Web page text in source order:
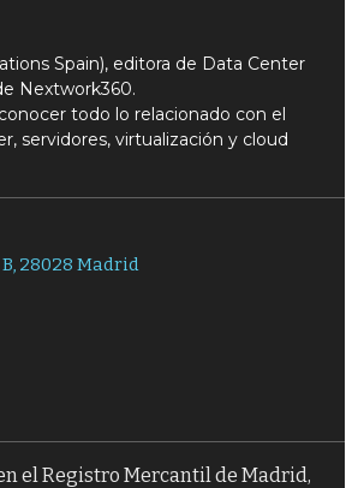
Spain), editora de Data Center
Nextwork360.
todo lo relacionado con el
servidores, virtualización y cloud
28028 Madrid
el Registro Mercantil de Madrid,